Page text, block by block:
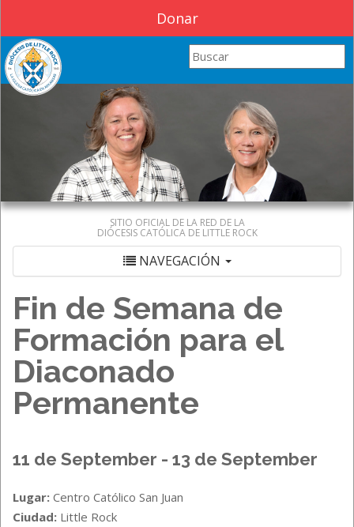
Donar
Search this site
SITIO OFICIAL DE LA RED DE LA
DIÓCESIS CATÓLICA DE LITTLE ROCK
NAVEGACIÓN
Fin de Semana de
Formación para el
Diaconado
Permanente
11 de September - 13 de September
Lugar: Centro Católico San Juan
Ciudad: Little Rock